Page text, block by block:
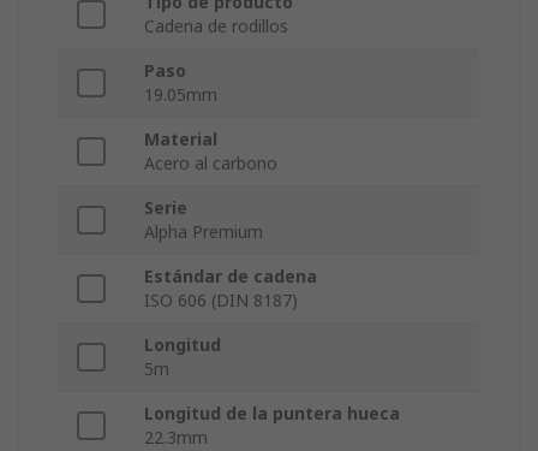
Cadena de rodillos
Paso
19.05mm
Material
Acero al carbono
Serie
Alpha Premium
Estándar de cadena
ISO 606 (DIN 8187)
Longitud
5m
Longitud de la puntera hueca
22.3mm